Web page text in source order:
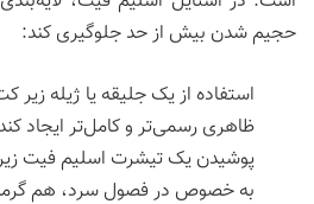
حجیم شدن بیش از حد جلوگیری کند:
استفاده از یک جلیقه یا ژیله زیر
ظاهری رسمی‌تر و کامل‌تر ایجاد
پوشیدن یک تیشرت اسلیم فیت زیر
به خصوص در فصول سرد، هم گرما